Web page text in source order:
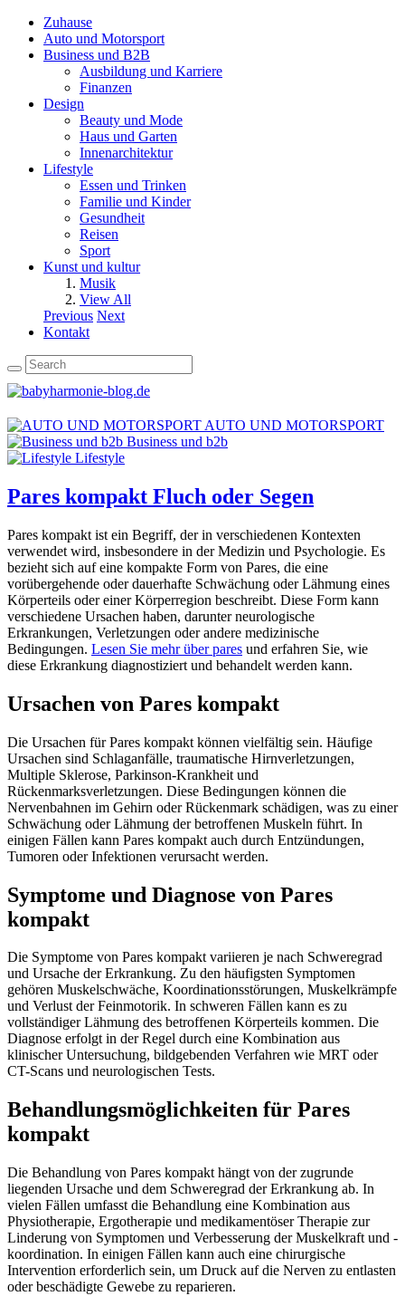
Zuhause
Auto und Motorsport
Business und B2B
Ausbildung und Karriere
Finanzen
Design
Beauty und Mode
Haus und Garten
Innenarchitektur
Lifestyle
Essen und Trinken
Familie und Kinder
Gesundheit
Reisen
Sport
Kunst und kultur
Musik
View All
Previous Next
Kontakt
AUTO UND MOTORSPORT
Business und b2b
Lifestyle
Pares kompakt Fluch oder Segen
Pares kompakt ist ein Begriff, der in verschiedenen Kontexten
verwendet wird, insbesondere in der Medizin und Psychologie. Es
bezieht sich auf eine kompakte Form von Pares, die eine
vorübergehende oder dauerhafte Schwächung oder Lähmung eines
Körperteils oder einer Körperregion beschreibt. Diese Form kann
verschiedene Ursachen haben, darunter neurologische
Erkrankungen, Verletzungen oder andere medizinische
Bedingungen. Lesen Sie mehr über pares und erfahren Sie, wie
diese Erkrankung diagnostiziert und behandelt werden kann.
Ursachen von Pares kompakt
Die Ursachen für Pares kompakt können vielfältig sein. Häufige
Ursachen sind Schlaganfälle, traumatische Hirnverletzungen,
Multiple Sklerose, Parkinson-Krankheit und
Rückenmarksverletzungen. Diese Bedingungen können die
Nervenbahnen im Gehirn oder Rückenmark schädigen, was zu einer
Schwächung oder Lähmung der betroffenen Muskeln führt. In
einigen Fällen kann Pares kompakt auch durch Entzündungen,
Tumoren oder Infektionen verursacht werden.
Symptome und Diagnose von Pares
kompakt
Die Symptome von Pares kompakt variieren je nach Schweregrad
und Ursache der Erkrankung. Zu den häufigsten Symptomen
gehören Muskelschwäche, Koordinationsstörungen, Muskelkrämpfe
und Verlust der Feinmotorik. In schweren Fällen kann es zu
vollständiger Lähmung des betroffenen Körperteils kommen. Die
Diagnose erfolgt in der Regel durch eine Kombination aus
klinischer Untersuchung, bildgebenden Verfahren wie MRT oder
CT-Scans und neurologischen Tests.
Behandlungsmöglichkeiten für Pares
kompakt
Die Behandlung von Pares kompakt hängt von der zugrunde
liegenden Ursache und dem Schweregrad der Erkrankung ab. In
vielen Fällen umfasst die Behandlung eine Kombination aus
Physiotherapie, Ergotherapie und medikamentöser Therapie zur
Linderung von Symptomen und Verbesserung der Muskelkraft und -
koordination. In einigen Fällen kann auch eine chirurgische
Intervention erforderlich sein, um Druck auf die Nerven zu entlasten
oder beschädigte Gewebe zu reparieren.